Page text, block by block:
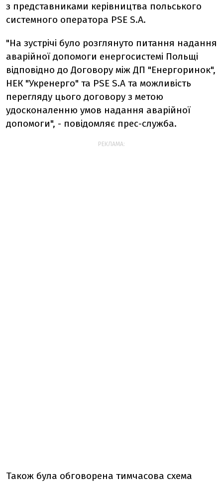
з представниками керівництва польського
системного оператора PSE S.A.
"На зустрічі було розглянуто питання надання
аварійної допомоги енергосистемі Польщі
відповідно до Договору між ДП "Енергоринок",
НЕК "Укренерго" та PSE S.A та можливість
перегляду цього договору з метою
удосконаленню умов надання аварійної
допомоги", - повідомляє прес-служба.
РЕКЛАМА:
Також була обговорена тимчасова схема